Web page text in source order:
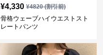
¥4,330 ¥4820(割引前)
骨格ウェーブハイウエストスト
レートパンツ